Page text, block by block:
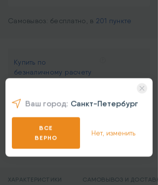
Самовывоз: бесплатно, в 201 пункте
Купить по
безналичному расчету
Все характеристики
ХАРАКТЕРИСТИКИ САМОВЫВОЗ И
Ваш город: Санкт-Петербург
ВСЕ
ВЕРНО
Нет, изменить